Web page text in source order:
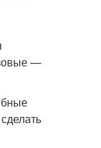
—